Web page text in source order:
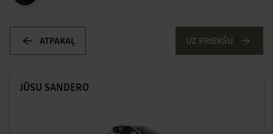
ATPAKAĻ UZ PRIEKŠU
JŪSU SANDERO